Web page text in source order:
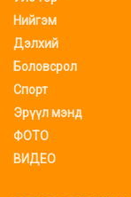
Нийгэм
Дэлхий
Боловсрол
Спорт
Эрүүл мэнд
ФОТО
ВИДЕО